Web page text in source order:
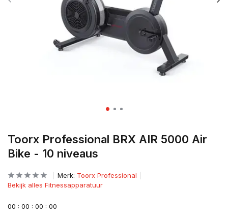
Toorx Professional BRX AIR 5000 Air
Bike - 10 niveaus
Merk: Toorx Professional
Bekijk alles Fitnessapparatuur
00 : 00 : 00 : 00